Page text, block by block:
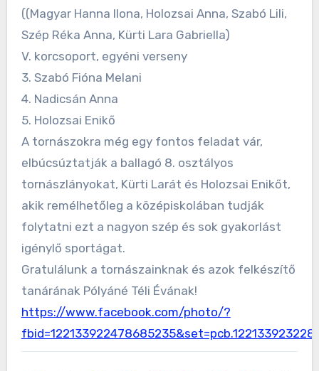
((Magyar Hanna Ilona, Holozsai Anna, Szabó Lili,
Szép Réka Anna, Kürti Lara Gabriella)
V. korcsoport, egyéni verseny
3. Szabó Fióna Melani
4. Nadicsán Anna
5. Holozsai Enikő
A tornászokra még egy fontos feladat vár,
elbúcsúztatják a ballagó 8. osztályos
tornászlányokat, Kürti Larát és Holozsai Enikőt,
akik remélhetőleg a középiskolában tudják
folytatni ezt a nagyon szép és sok gyakorlást
igénylő sportágat.
Gratulálunk a tornászainknak és azok felkészítő
tanárának Pólyáné Téli Évának!
https://www.facebook.com/photo/?